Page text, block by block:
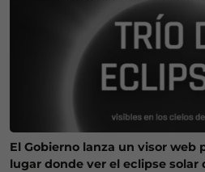
El Gobierno lanza un visor web
lugar donde ver el eclipse solar